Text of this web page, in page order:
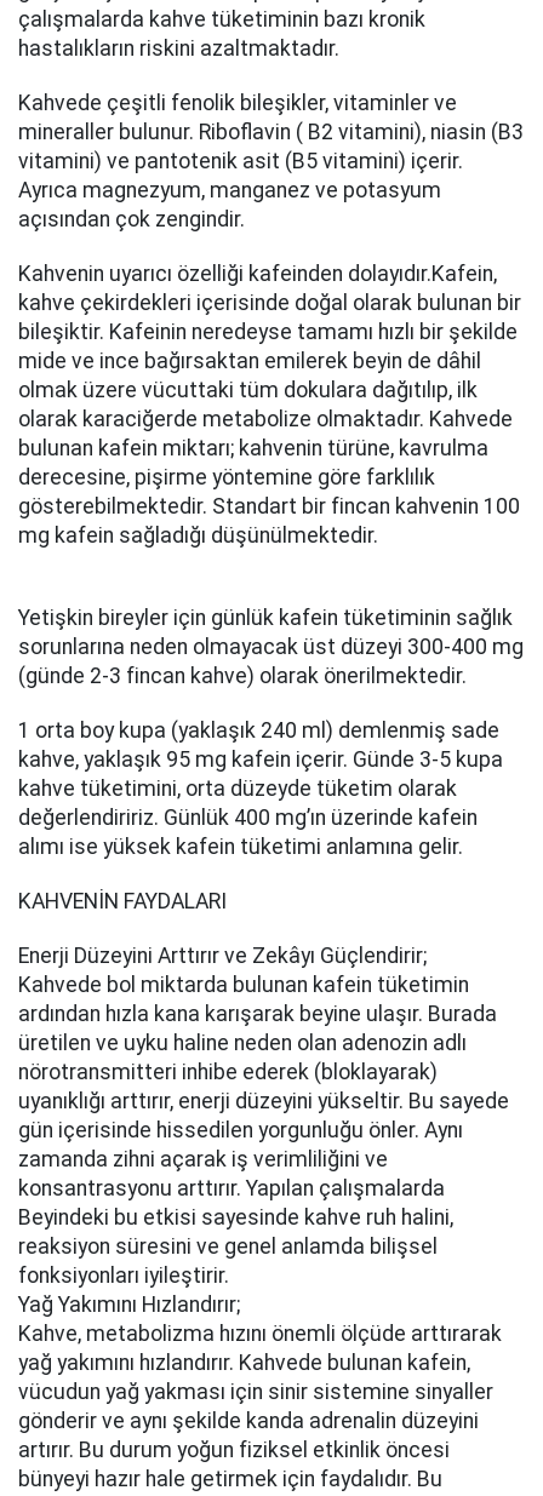
çalışmalarda kahve tüketiminin bazı kronik
hastalıkların riskini azaltmaktadır.
Kahvede çeşitli fenolik bileşikler, vitaminler ve
mineraller bulunur. Riboflavin ( B2 vitamini), niasin (B3
vitamini) ve pantotenik asit (B5 vitamini) içerir.
Ayrıca magnezyum, manganez ve potasyum
açısından çok zengindir.
Kahvenin uyarıcı özelliği kafeinden dolayıdır.Kafein,
kahve çekirdekleri içerisinde doğal olarak bulunan bir
bileşiktir. Kafeinin neredeyse tamamı hızlı bir şekilde
mide ve ince bağırsaktan emilerek beyin de dâhil
olmak üzere vücuttaki tüm dokulara dağıtılıp, ilk
olarak karaciğerde metabolize olmaktadır. Kahvede
bulunan kafein miktarı; kahvenin türüne, kavrulma
derecesine, pişirme yöntemine göre farklılık
gösterebilmektedir. Standart bir fincan kahvenin 100
mg kafein sağladığı düşünülmektedir.
Yetişkin bireyler için günlük kafein tüketiminin sağlık
sorunlarına neden olmayacak üst düzeyi 300-400 mg
(günde 2-3 fincan kahve) olarak önerilmektedir.
1 orta boy kupa (yaklaşık 240 ml) demlenmiş sade
kahve, yaklaşık 95 mg kafein içerir. Günde 3-5 kupa
kahve tüketimini, orta düzeyde tüketim olarak
değerlendiririz. Günlük 400 mg’ın üzerinde kafein
alımı ise yüksek kafein tüketimi anlamına gelir.
KAHVENİN FAYDALARI
Enerji Düzeyini Arttırır ve Zekâyı Güçlendirir;
Kahvede bol miktarda bulunan kafein tüketimin
ardından hızla kana karışarak beyine ulaşır. Burada
üretilen ve uyku haline neden olan adenozin adlı
nörotransmitteri inhibe ederek (bloklayarak)
uyanıklığı arttırır, enerji düzeyini yükseltir. Bu sayede
gün içerisinde hissedilen yorgunluğu önler. Aynı
zamanda zihni açarak iş verimliliğini ve
konsantrasyonu arttırır. Yapılan çalışmalarda
Beyindeki bu etkisi sayesinde kahve ruh halini,
reaksiyon süresini ve genel anlamda bilişsel
fonksiyonları iyileştirir.
Yağ Yakımını Hızlandırır;
Kahve, metabolizma hızını önemli ölçüde arttırarak
yağ yakımını hızlandırır. Kahvede bulunan kafein,
vücudun yağ yakması için sinir sistemine sinyaller
gönderir ve aynı şekilde kanda adrenalin düzeyini
artırır. Bu durum yoğun fiziksel etkinlik öncesi
bünyeyi hazır hale getirmek için faydalıdır. Bu